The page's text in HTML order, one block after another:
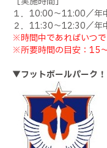
１．10:00～11:00／年
２．11:30～12:30／年
※時間中であればいつで
※所要時間の目安：15
▼フットボールパーク！